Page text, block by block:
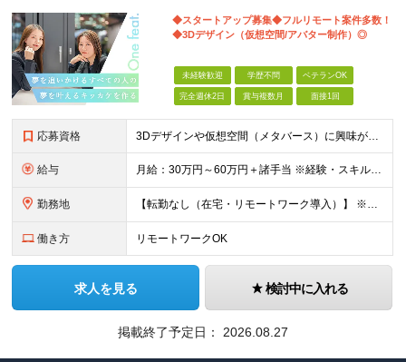
◆スタートアップ募集◆フルリモート案件多数！
◆3Dデザイン（仮想空間/アバター制作）◎
未経験歓迎 学歴不問 ベテランOK
完全週休2日 賞与複数月 面接1回
応募資格 3Dデザインや仮想空間（メタバース）に興味がある方大歓迎！ ―★ 未経験者大歓迎！学歴・経験不問/第二新卒歓迎/WEB面接可能！ ★― 「パソコンの電源ってどうやって入れるの？」 「ワードもエクセ
給与 月給：30万円～60万円＋諸手当 ※経験・スキルを考慮して決定します。 試用期間中： 一都三県：月給21万円以上 ※試用期間：6ヶ月～ ※試用期間中は、契約社員となります。
勤務地 【転勤なし（在宅・リモートワーク導入）】 ※フルリモートあり ※研修中に関しても下記となります。 【本社】 東京都千代田区神田和泉町1番地6-16ヤマトビル405 【プロジェクト先】 一都三県、北
働き方 リモートワークOK
求人を見る 検討中に入れる
掲載終了予定日： 2026.08.27